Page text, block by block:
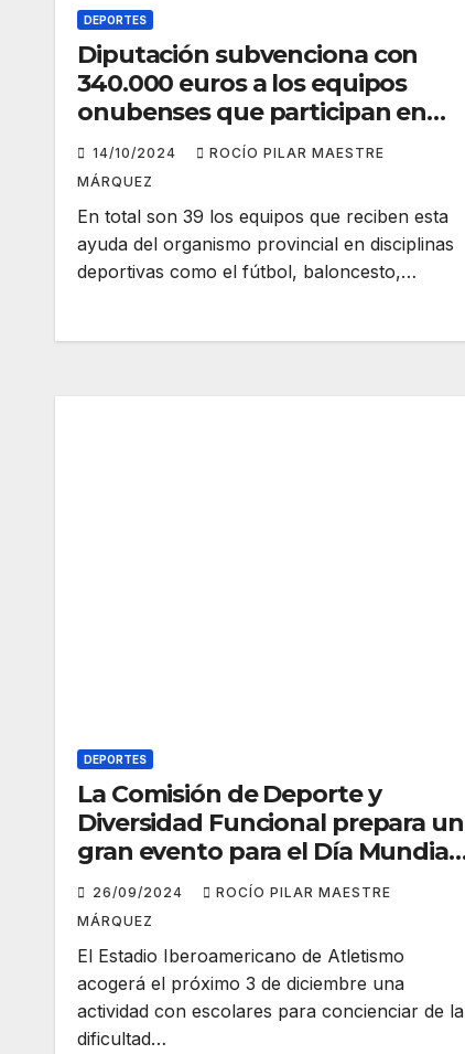
DEPORTES
Diputación subvenciona con
340.000 euros a los equipos
onubenses que participan en
competición de alto nivel
14/10/2024
ROCÍO PILAR MAESTRE
MÁRQUEZ
En total son 39 los equipos que reciben esta
ayuda del organismo provincial en disciplinas
deportivas como el fútbol, baloncesto,…
DEPORTES
La Comisión de Deporte y
Diversidad Funcional prepara un
gran evento para el Día Mundial
de la Discapacidad
26/09/2024
ROCÍO PILAR MAESTRE
MÁRQUEZ
El Estadio Iberoamericano de Atletismo
acogerá el próximo 3 de diciembre una
actividad con escolares para concienciar de la
dificultad…